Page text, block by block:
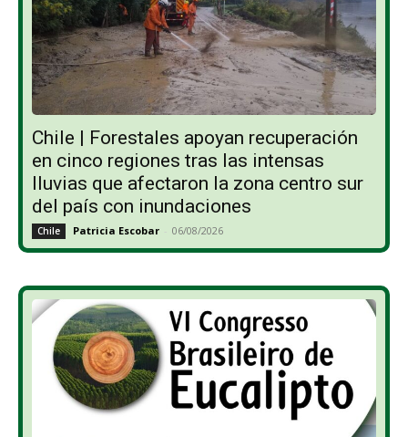
Chile | Forestales apoyan recuperación
en cinco regiones tras las intensas
lluvias que afectaron la zona centro sur
del país con inundaciones
Chile Patricia Escobar - 06/08/2026